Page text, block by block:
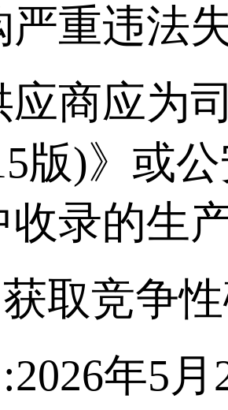
严重违法
应商应为
版)》或
收录的生
取竞争
年5